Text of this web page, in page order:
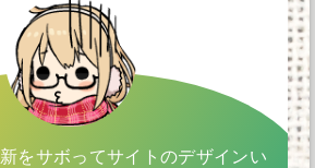
をサボってサイトのデザインい